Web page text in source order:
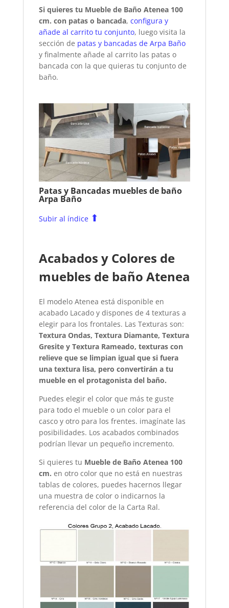
Si quieres tu Mueble de Baño Atenea 100
cm. con patas o bancada, configura y
añade al carrito tu conjunto, luego visita la
sección de patas y bancadas de Arpa Baño
y finalmente añade al carrito las patas o
bancada con la que quieras tu conjunto de
baño.
Patas y Bancadas muebles de baño
Arpa Baño
Subir al índice ⬆
Acabados y Colores de
muebles de baño Atenea
El modelo Atenea está disponible en
acabado Lacado y dispones de 4 texturas a
elegir para los frontales. Las Texturas son:
Textura Ondas, Textura Diamante, Textura
Gresite y Textura Rameado, texturas con
relieve que se limpian igual que si fuera
una textura lisa, pero convertirán a tu
mueble en el protagonista del baño.
Puedes elegir el color que más te guste
para todo el mueble o un color para el
casco y otro para los frentes. imagínate las
posibilidades. Los acabados combinados
podrían llevar un pequeño incremento.
Si quieres tu Mueble de Baño Atenea 100
cm. en otro color que no está en nuestras
tablas de colores, puedes hacernos llegar
una muestra de color o indicarnos la
referencia del color de la Carta Ral.